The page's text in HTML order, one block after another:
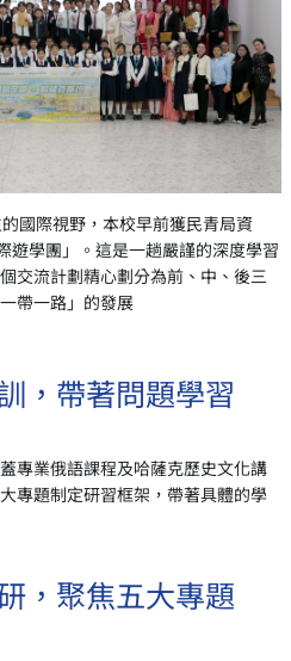
國際視野，本校早前獲民青局資
遊學團」。這是一趟嚴謹的深度學習
交流計劃精心劃分為前、中、後三
帶一路」的發展
，帶著問題學習
專業俄語課程及哈薩克歷史文化講
專題制定研習框架，帶著具體的學
，聚焦五大專題